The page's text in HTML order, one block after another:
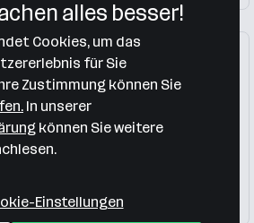
GmbH Cafe Hausruckwald
Soziales
alles besser!
Cookies, um das
für Sie
Zustimmung können Sie
In unserer
können Sie weitere
Einstellungen